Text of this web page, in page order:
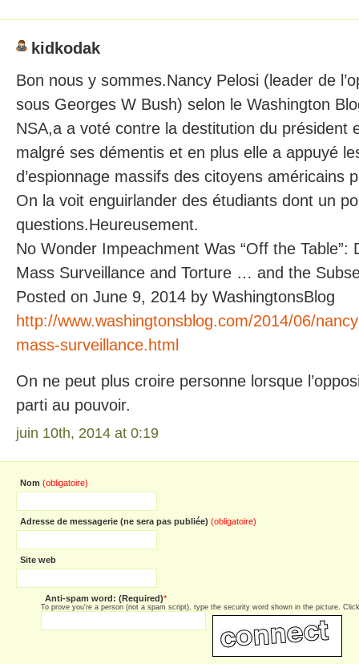
kidkodak
Bon nous y sommes.Nancy Pelosi (leader de
sous Georges W Bush) selon le Washington
NSA,a a voté contre la destitution du président
malgré ses démentis et en plus elle a appuyé
d’espionnage massifs des citoyens américains
On la voit enguirlander des étudiants dont un
questions.Heureusement.
No Wonder Impeachment Was “Off the Table”:
Mass Surveillance and Torture … and the
Posted on June 9, 2014 by WashingtonsBlog
http://www.washingtonsblog.com/2014/06/
mass-surveillance.html
On ne peut plus croire personne lorsque
parti au pouvoir.
juin 10th, 2014 at 0:19
Nom (obligatoire)
Adresse de messagerie (ne sera pas publiée) (obligatoire)
Site web
Anti-spam word: (Required)*
To prove you're a person (not a spam script), type the security word shown in the picture.